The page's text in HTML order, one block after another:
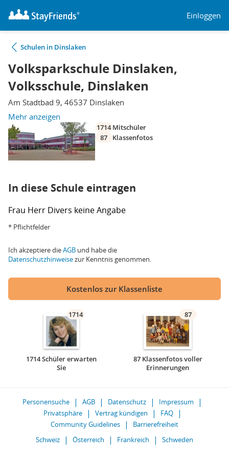
Einloggen
Schulen in Dinslaken
Volksparkschule Dinslaken,
Volksschule, Dinslaken
Am Stadtbad 9, 46537 Dinslaken
Mehr anzeigen
1714 Mitschüler
87
Klassenfotos
In diese Schule eintragen
Frau Herr Divers keine Angabe
* Pflichtfelder
Ich akzeptiere dieAGB und habe die
Datenschutzhinweisezur Kenntnis genommen.
Kostenlos zur Klassenliste
1714
1714 Schüler erwarten
Sie
87
87 Klassenfotos voller
Erinnerungen
Personensuche AGB Datenschutz
Impressum
Privatsphäre
Vertrag kündigen
FAQ
Community Guidelines
Barrierefreiheit
Schweiz
Österreich Frankreich Schweden